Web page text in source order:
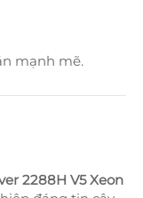
mạnh mẽ.